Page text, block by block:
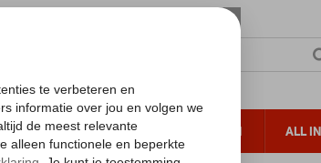
ZONVAKANTIES VERRE REIZEN ALL